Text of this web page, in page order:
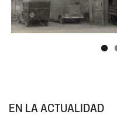
EN LA ACTUALIDAD